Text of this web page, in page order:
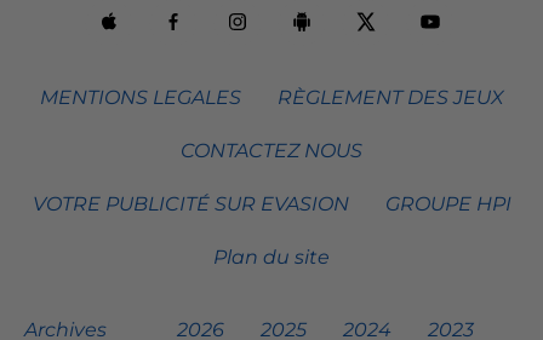
MENTIONS LEGALES RÈGLEMENT DES JEUX
CONTACTEZ NOUS
VOTRE PUBLICITÉ SUR EVASION GROUPE HPI
Plan du site
Archives 2026 2025 2024 2023